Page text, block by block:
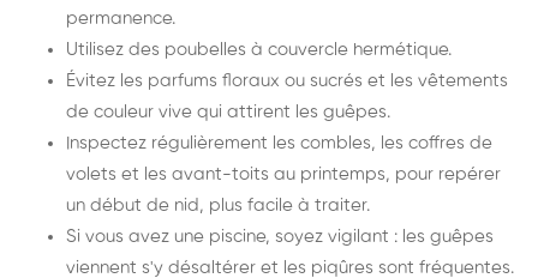
permanence.
Utilisez des poubelles à couvercle hermétique.
Évitez les parfums floraux ou sucrés et les vêtements
de couleur vive qui attirent les guêpes.
Inspectez régulièrement les combles, les coffres de
volets et les avant-toits au printemps, pour repérer
un début de nid, plus facile à traiter.
Si vous avez une piscine, soyez vigilant : les guêpes
viennent s'y désaltérer et les piqûres sont fréquentes.